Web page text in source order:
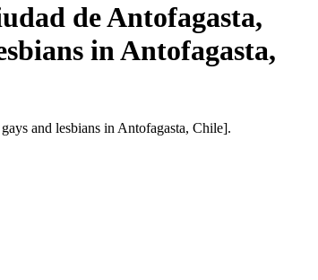
de Antofagasta,
in Antofagasta,
and lesbians in Antofagasta, Chile].